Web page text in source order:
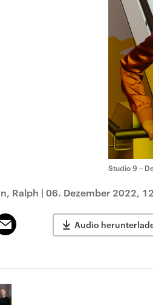
Studio 9 –
Ralph | 06. Dezember 2022,
teilen
Audio